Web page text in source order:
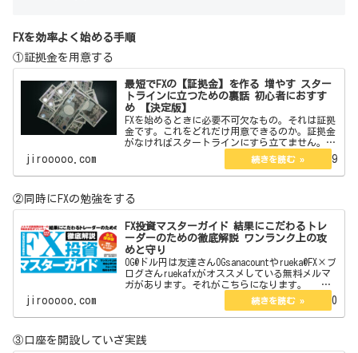
FXを効率よく始める手順
①証拠金を用意する
最短でFXの【証拠金】を作る 増やす スター
トラインに立つための裏話 初心者におすす
め 【決定版】
FXを始めるときに必要不可欠なもの。それは証拠
金です。これをどれだけ用意できるのか。証拠金
がなければスタートラインにすら立てません。今
回はその証拠金の作り方を教えます。また初心者
向きやそうでないものそれらについても言及して
いきます。 j…
jirooooo.com 2022.06.19
②同時にFXの勉強をする
FX投資マスターガイド 結果にこだわるトレ
ーダーのための徹底解説 ワンランク上の攻
めと守り
OG@ドル円は友達さんOGsanacountやrueka@FX×ブ
ログさんruekafxがオススメしている無料メルマ
ガがあります。それがこちらになります。
【無料】現役プロトレーダーが総合監修したFX投
資E-BOOK図解オールカラー12…
jirooooo.com 2022.09.20
③口座を開設していざ実践